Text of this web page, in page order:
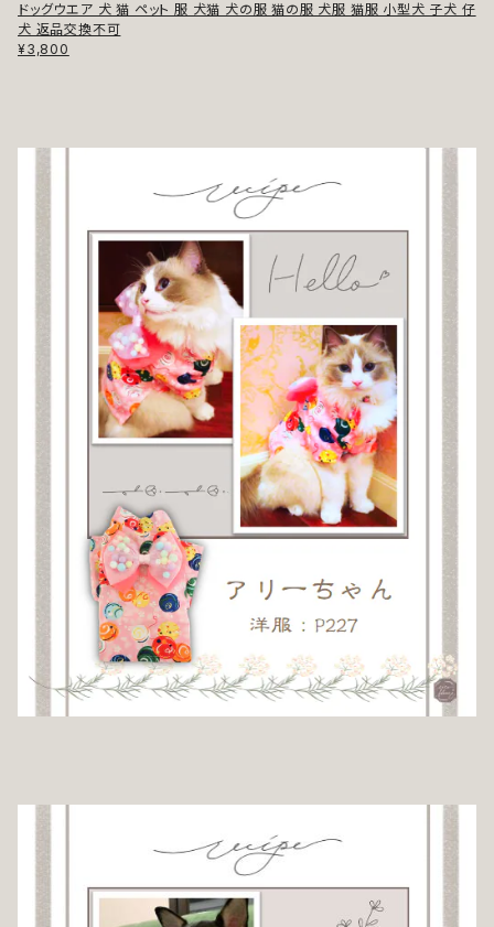
ドッグウエア 犬 猫 ペット 服 犬猫 犬の服 猫の服 犬服 猫服 小型犬 子犬 仔
犬 返品交換不可
¥3,800